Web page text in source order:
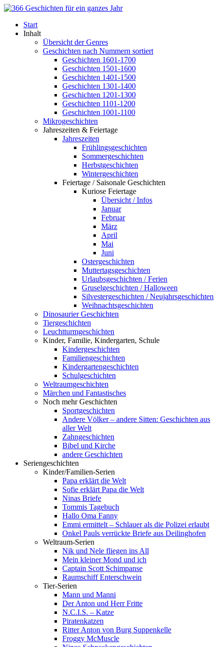
Start
Inhalt
Übersicht der Genres
Geschichten nach Nummern sortiert
Geschichten 1601-1700
Geschichten 1501-1600
Geschichten 1401-1500
Geschichten 1301-1400
Geschichten 1201-1300
Geschichten 1101-1200
Geschichten 1001-1100
Mikrogeschichten
Jahreszeiten & Feiertage
Jahreszeiten
Frühlingsgeschichten
Sommergeschichten
Herbstgeschichten
Wintergeschichten
Feiertage / Saisonale Geschichten
Kuriose Feiertage
Übersicht / Infos
Januar
Februar
März
April
Mai
Juni
Ostergeschichten
Muttertagsgeschichten
Urlaubsgeschichten / Ferien
Gruselgeschichten / Halloween
Silvestergeschichten / Neujahrsgeschichten
Weihnachtsgeschichten
Dinosaurier Geschichten
Tiergeschichten
Leuchtturmgeschichten
Kinder, Familie, Kindergarten, Schule
Kindergeschichten
Familiengeschichten
Kindergartengeschichten
Schulgeschichten
Weltraumgeschichten
Märchen und Fantastisches
Noch mehr Geschichten
Sportgeschichten
Andere Völker – andere Sitten: Geschichten aus
aller Welt
Zahngeschichten
Bibel und Kirche
andere Geschichten
Seriengeschichten
Kinder/Familien-Serien
Papa erklärt die Welt
Sofie erklärt Papa die Welt
Ninas Briefe
Tommis Tagebuch
Hallo Oma Fanny
Emmi ermittelt – Schlauer als die Polizei erlaubt
Onkel Pauls verrückte Briefe aus Deilinghofen
Weltraum-Serien
Nik und Nele fliegen ins All
Mein kleiner Mond und ich
Captain Scott Schimpanse
Raumschiff Enterschwein
Tier-Serien
Mann und Manni
Der Anton und Herr Fritte
N.C.I.S. – Katze
Piratenkatzen
Ritter Anton von Burg Suppenkelle
Froggy McMuscle